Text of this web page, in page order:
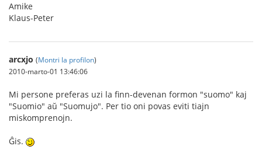
Amike
Klaus-Peter
arcxjo (Montri la profilon)
2010-marto-01 13:46:06
Mi persone preferas uzi la finn-devenan formon "suomo" kaj
"Suomio" aŭ "Suomujo". Per tio oni povas eviti tiajn
miskomprenojn.
Ĝis.